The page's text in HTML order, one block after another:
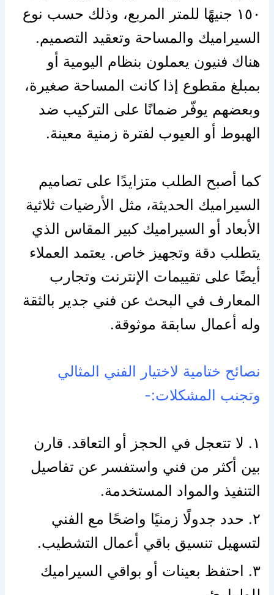
١٥٠ جنيهًا للمتر المربع، وذلك حسب نوع
السيراميك والمساحة وتعقيد التصميم.
هناك فنيون يعملون بنظام اليومية أو
بمبلغ مقطوع إذا كانت المساحة صغيرة،
وبعضهم يوفّر ضمانًا على التركيب ضد
الهبوط أو العيوب لفترة زمنية معينة.
كما أصبح الطلب متزايدًا على تصاميم
السيراميك الحديثة، مثل الأرضيات ثلاثية
الأبعاد أو السيراميك كبير المقاس الذي
يتطلب دقة وتجهيز خاص. يعتمد العملاء
أيضًا على تقييمات الإنترنت وتجارب
المعارف في البحث عن فني جدير بالثقة
وله أعمال سابقة موثوقة.
نصائح ختامية لاختيار الفني المثالي
وتجنب المشكلات:-
١. لا تتعجل في الحجز أو التعاقد. قارن
بين أكثر من فني واستفسر عن تفاصيل
التنفيذ والمواد المستخدمة.
٢. حدد جدولًا زمنيًا واضحًا مع الفني
لتسهيل تنسيق باقي أعمال التشطيب.
٣. احتفظ بعينات أو بواقي السيراميك